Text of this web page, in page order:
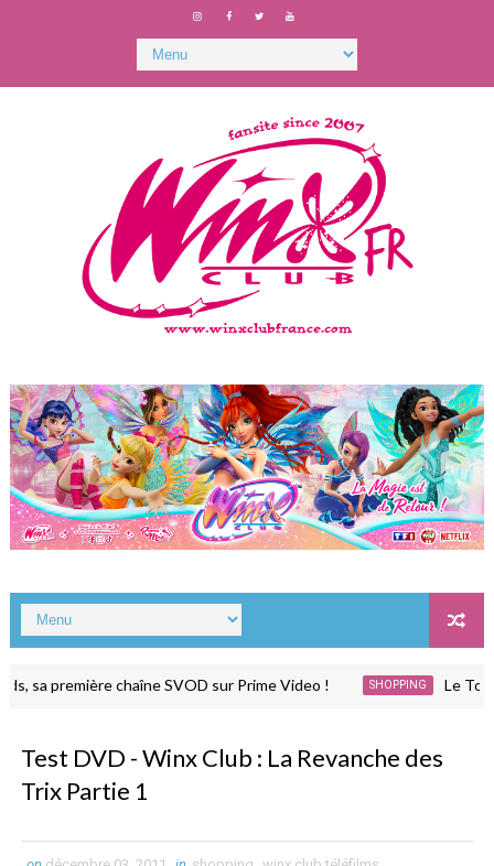
sa première chaîne SVOD sur Prime Video ! SHOPPING Le Tome
Test DVD - Winx Club : La Revanche des
Trix Partie 1